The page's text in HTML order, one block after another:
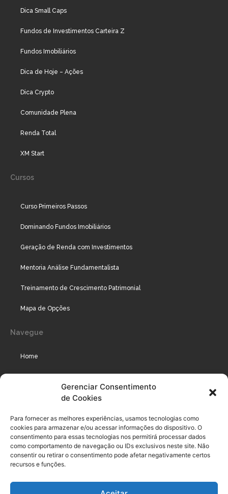
Gerenciar Consentimento
de Cookies
Para fornecer as melhores experiências, usamos tecnologias como
cookies para armazenar e/ou acessar informações do dispositivo. O
consentimento para essas tecnologias nos permitirá processar dados
como comportamento de navegação ou IDs exclusivos neste site. Não
consentir ou retirar o consentimento pode afetar negativamente certos
recursos e funções.
Dica Small Caps
Fundos de Investimentos Carteira Z
Fundos Imobiliários
Dica de Hoje – Ações
Dica Crypto
Comunidade Plena
Renda Total
XM Start
Cursos
Curso Primeiros Passos
Dominando Fundos Imobiliários
Geração de Renda com Investimentos
Mentoria Análise Fundamentalista
Treinamento de Crescimento Patrimonial
Mapa de Opções
Navegue
Home
Podcast
Legal